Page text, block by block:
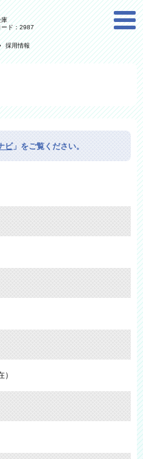
庫
ード：2987
採用情報
ビ」をご覧ください。